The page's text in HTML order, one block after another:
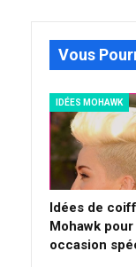
Vous
IDÉES MOHAWK
Idées de
Mohawk pour
occasion